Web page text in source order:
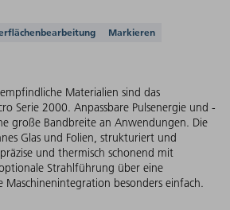
Markieren
Materialien sind das
Serie 2000. Anpassbare Pulsenergie und -
große Bandbreite an Anwendungen. Die
Glas und Folien, strukturiert und
und thermisch schonend mit
Strahlführung über eine
Maschinenintegration besonders einfach.